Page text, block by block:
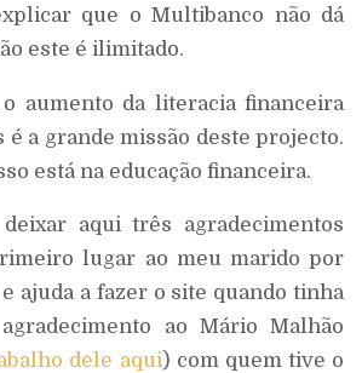
que o Multibanco não dá
este é ilimitado.
aumento da literacia financeira
é a grande missão deste projecto.
está na educação financeira.
aqui três agradecimentos
lugar ao meu marido por
ajuda a fazer o site quando tinha
ao Mário Malhão
dele aqui) com quem tive o